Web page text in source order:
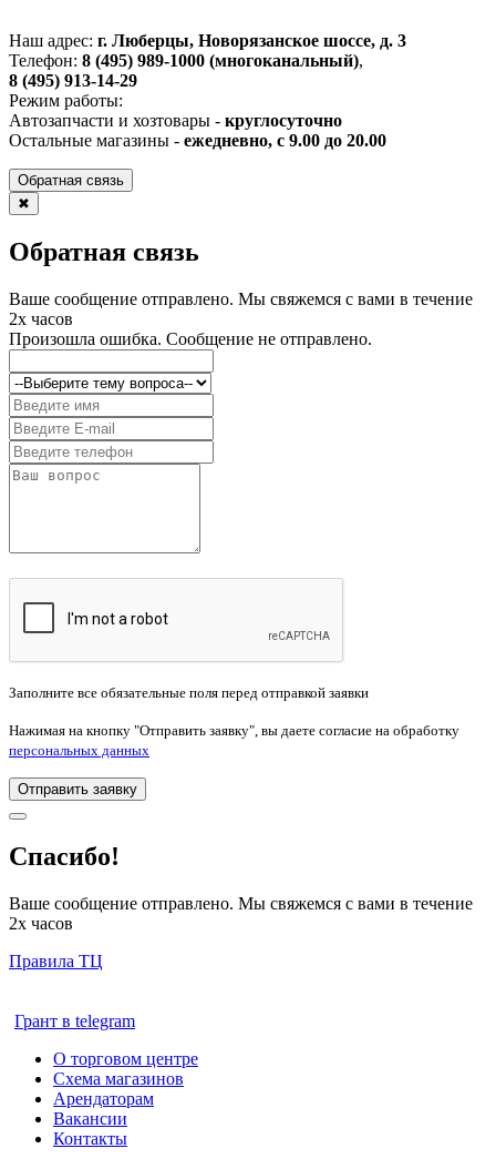
Наш адрес: г. Люберцы, Новорязанское шоссе, д. 3
Телефон: 8 (495) 989-1000 (многоканальный),
8 (495) 913-14-29
Режим работы:
Автозапчасти и хозтовары - круглосуточно
Остальные магазины - ежедневно, с 9.00 до 20.00
Обратная связь
✖
Обратная связь
Ваше сообщение отправлено. Мы свяжемся с вами в течение
2х часов
Произошла ошибка. Сообщение не отправлено.
Заполните все обязательные поля перед отправкой заявки
Нажимая на кнопку "Отправить заявку", вы даете согласие на обработку
персональных данных
Отправить заявку
Спасибо!
Ваше сообщение отправлено. Мы свяжемся с вами в течение
2х часов
Правила ТЦ
Грант в telegram
О торговом центре
Схема магазинов
Арендаторам
Вакансии
Контакты